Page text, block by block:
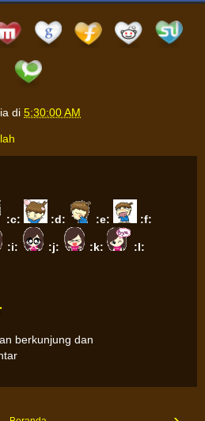
di 5:30:00 AM
:c: :d: :e: :f:
:i: :j: :k: :l:
berkunjung dan